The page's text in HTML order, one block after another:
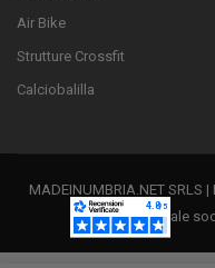
Air Bike
Strutture Crossfit
Calciobalilla
MADEINUMBRIA.NET SRLS |
Capitale